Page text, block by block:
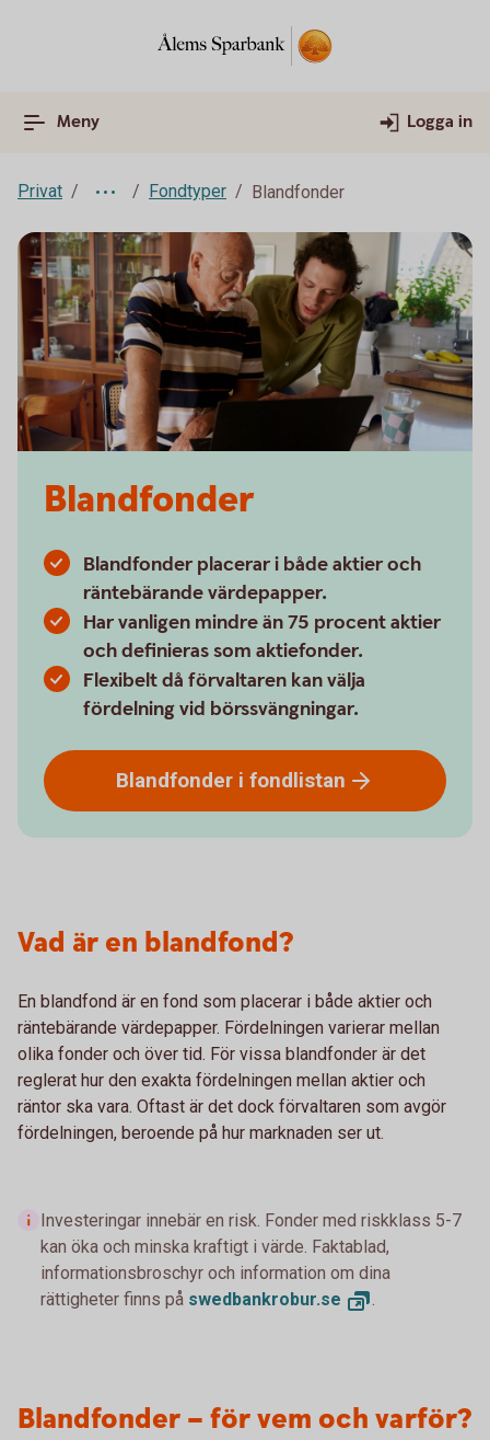
Meny Logga in
Privat Fondtyper Blandfonder
Blandfonder
Blandfonder placerar i både aktier och
räntebärande värdepapper.
Har vanligen mindre än 75 procent aktier
och definieras som aktiefonder.
Flexibelt då förvaltaren kan välja
fördelning vid börssvängningar.
Blandfonder i fondlistan
Vad är en blandfond?
En blandfond är en fond som placerar i både aktier och
räntebärande värdepapper. Fördelningen varierar mellan
olika fonder och över tid. För vissa blandfonder är det
reglerat hur den exakta fördelningen mellan aktier och
räntor ska vara. Oftast är det dock förvaltaren som avgör
fördelningen, beroende på hur marknaden ser ut.
Investeringar innebär en risk. Fonder med riskklass 5-7
kan öka och minska kraftigt i värde. Faktablad,
informationsbroschyr och information om dina
rättigheter finns på swedbankrobur.se .
Blandfonder – för vem och varför?